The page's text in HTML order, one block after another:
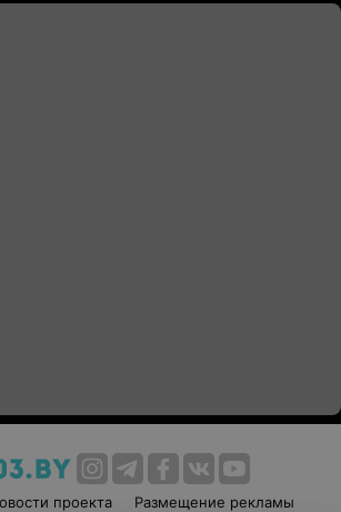
проекта
Размещение рекламы